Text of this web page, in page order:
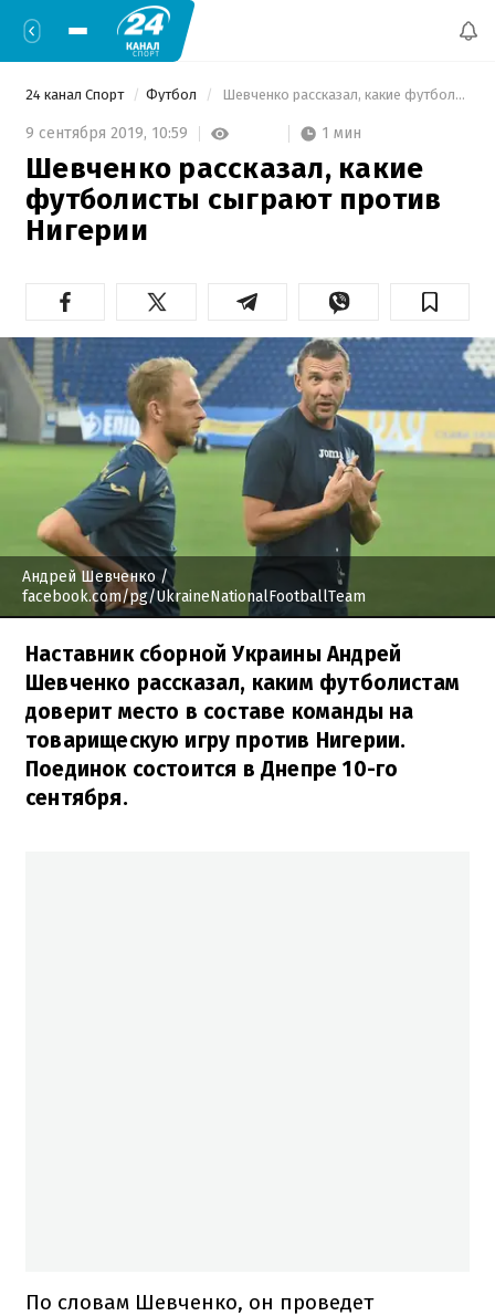
24 канал Спорт Футбол Шевченко рассказал, какие футболисты сыграют против Нигерии
9 сентября 2019, 10:59 1 мин
Шевченко рассказал, какие
футболисты сыграют против
Нигерии
Андрей Шевченко/
facebook.com/pg/UkraineNationalFootballTeam
Наставник сборной Украины Андрей
Шевченко рассказал, каким футболистам
доверит место в составе команды на
товарищескую игру против Нигерии.
Поединок состоится в Днепре 10-го
сентября.
По словам Шевченко, он проведет